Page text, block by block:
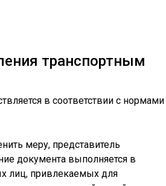
транспортным
в соответствии с нормами
меру, представитель
документа выполняется в
лиц, привлекаемых для